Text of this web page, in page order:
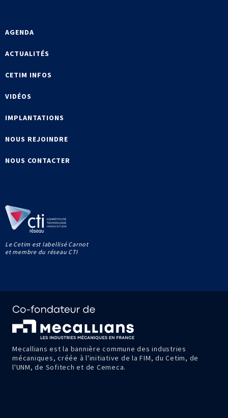
Le Cetim est labellisé Carnot
et membre du réseau CTI
AGENDA
ACTUALITÉS
CETIM INFOS
VIDÉOS
IMPLANTATIONS
NOUS REJOINDRE
NOUS CONTACTER
Mecallians est la bannière commune des industries
mécaniques, créée à l'initiative de la FIM, du Cetim, de
l'UNM, de Sofitech et de Cemeca.